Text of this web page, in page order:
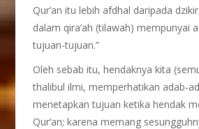
Qur’an itu lebih afdhal daripada
dalam qira’ah (tilawah) mempunyai
tujuan-tujuan.”
Oleh sebab itu, hendaknya kita
thalibul ilmi, memperhatikan adab-
menetapkan tujuan ketika hendak
Qur’an; karena memang